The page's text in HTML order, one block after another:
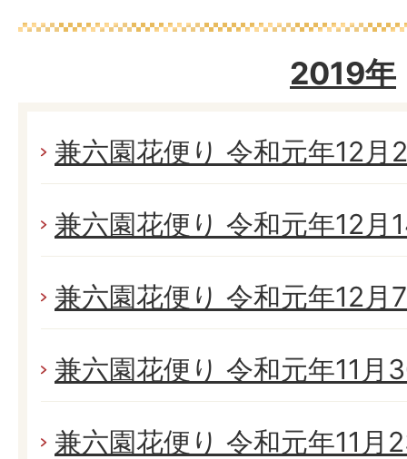
2019年
兼六園花便り 令和元年12月
兼六園花便り 令和元年12月
兼六園花便り 令和元年12月
兼六園花便り 令和元年11月
兼六園花便り 令和元年11月